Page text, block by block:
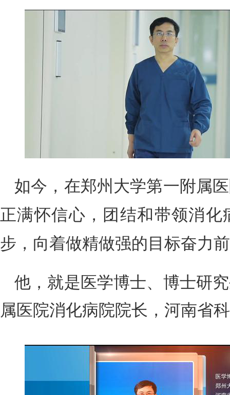
如今，在郑州大学第一附属
正满怀信心，团结和带领消
步，向着做精做强的目标奋力
他，就是医学博士、博士研
属医院消化病院院长，河南省